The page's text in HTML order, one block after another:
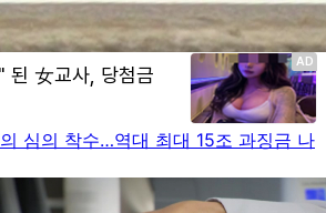
심의 착수…역대 최대 15조 과징금 나